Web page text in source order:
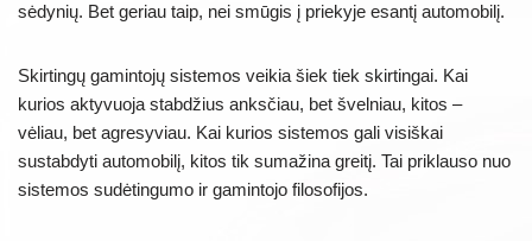
sėdynių. Bet geriau taip, nei smūgis į priekyje esantį automobilį.
Skirtingų gamintojų sistemos veikia šiek tiek skirtingai. Kai
kurios aktyvuoja stabdžius anksčiau, bet švelniau, kitos –
vėliau, bet agresyviau. Kai kurios sistemos gali visiškai
sustabdyti automobilį, kitos tik sumažina greitį. Tai priklauso nuo
sistemos sudėtingumo ir gamintojo filosofijos.